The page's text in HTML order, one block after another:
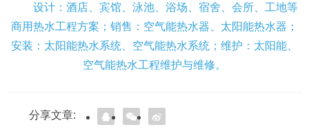
设计：酒店、宾馆、泳池、浴场、宿舍、会所、工地等
商用热水工程方案；销售：空气能热水器、太阳能热水器；
安装：太阳能热水系统、空气能热水系统；维护：太阳能、
空气能热水工程维护与维修。
分享文章: